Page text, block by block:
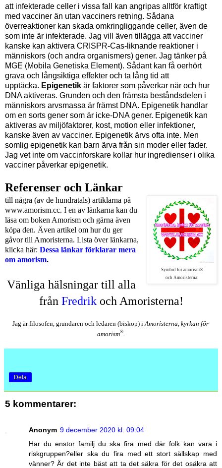
att infekterade celler i vissa fall kan angripas alltför kraftigt
med vacciner än utan vacciners retning. Sådana
överreaktioner kan skada omkringliggande celler, även de
som inte är infekterade. Jag vill även tillägga att vacciner
kanske kan aktivera CRISPR-Cas-liknande reaktioner i
människors (och andra organismers) gener. Jag tänker på
MGE (Mobila Genetiska Element). Sådant kan få oerhört
grava och långsiktiga effekter och ta lång tid att
upptäcka. Epigenetik är faktorer som påverkar när och hur
DNA aktiveras. Grunden och den främsta beståndsdelen i
människors arvsmassa är främst DNA. Epigenetik handlar
om en sorts gener som är icke-DNA gener. Epigenetik kan
aktiveras av miljöfaktorer, kost, motion eller infektioner,
kanske även av vacciner. Epigenetik ärvs ofta inte. Men
somlig epigenetik kan barn ärva från sin moder eller fader.
Jag vet inte om vaccinforskare kollar hur ingredienser i olika
vacciner påverkar epigenetik.
Referenser och Länkar
Symbol för amorism®
och Amoristerna.
till några (av de hundratals) artiklarna på
www.amorism.cc. I en av länkarna kan du
läsa om boken Amorism och gärna även
köpa den. Även artikel om hur du ger
gåvor till Amoristerna. Lista över länkarna,
klicka här: Dessa länkar förklarar mera
om amorism.
Vänliga hälsningar till alla
från Fredrik och Amoristerna!
Jag är filosofen, grundaren och ledaren (biskop) i Amoristerna, kyrkan för
amorism®.
Dela
5 kommentarer:
Anonym 9 december 2020 kl. 09:04
Har du enstor familj du ska fira med där folk kan vara i
riskgruppen?eller ska du fira med ett stort sällskap med
vänner? Är det inte bäst att ta det säkra för det osäkra att